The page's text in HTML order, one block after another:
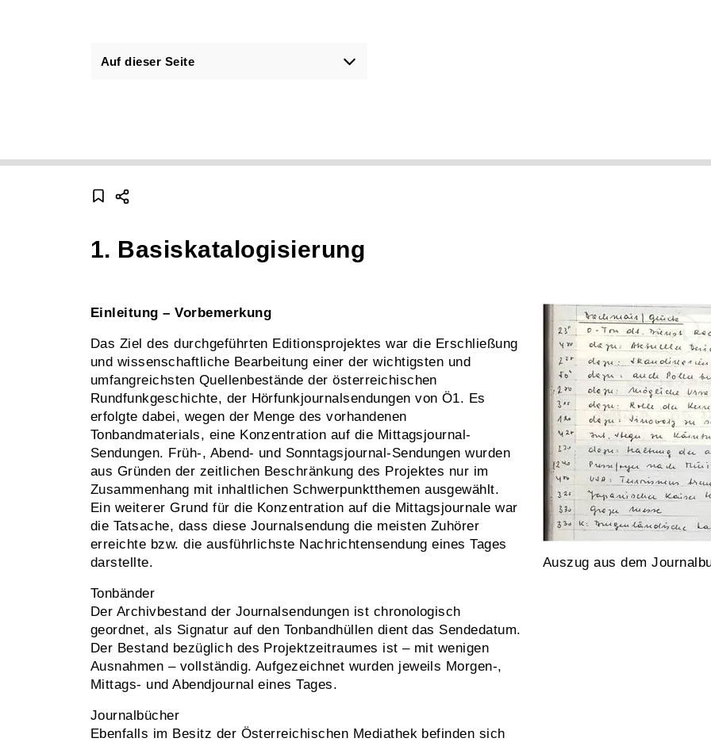
Auf dieser Seite
1. Basiskatalogisierung
Einleitung – Vorbemerkung
Das Ziel des durchgeführten Editionsprojektes war die Erschließung
und wissenschaftliche Bearbeitung einer der wichtigsten und
umfangreichsten Quellenbestände der österreichischen
Rundfunkgeschichte, der Hörfunkjournalsendungen von Ö1. Es
erfolgte dabei, wegen der Menge des vorhandenen
Tonbandmaterials, eine Konzentration auf die Mittagsjournal-
Sendungen. Früh-, Abend- und Sonntagsjournal-Sendungen wurden
aus Gründen der zeitlichen Beschränkung des Projektes nur im
Zusammenhang mit inhaltlichen Schwerpunktthemen ausgewählt.
Ein weiterer Grund für die Konzentration auf die Mittagsjournale war
die Tatsache, dass diese Journalsendung die meisten Zuhörer
erreichte bzw. die ausführlichste Nachrichtensendung eines Tages
darstellte.
Tonbänder
Der Archivbestand der Journalsendungen ist chronologisch
geordnet, als Signatur auf den Tonbandhüllen dient das Sendedatum.
Der Bestand bezüglich des Projektzeitraumes ist – mit wenigen
Ausnahmen – vollständig. Aufgezeichnet wurden jeweils Morgen-,
Mittags- und Abendjournal eines Tages.
Journalbücher
Ebenfalls im Besitz der Österreichischen Mediathek befinden sich
Auszug aus dem